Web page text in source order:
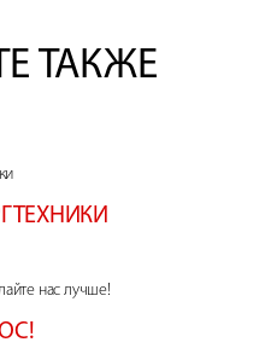
ТАКЖЕ